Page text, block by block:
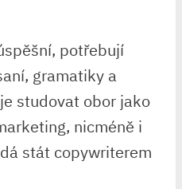
potřebují
gramatiky a
studovat obor jako
nicméně i
stát copywriterem